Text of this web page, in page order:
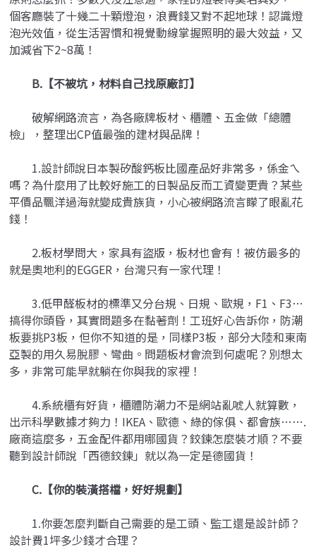
個客廳裝了十幾二十顆燈泡，浪費錢又對不起地球！認識燈
泡光效值，從生活習慣和視覺動線掌握照明的最大效益，又
加減省下2~8萬！
B.【不被坑，材料自己找原廠訂】
破解網路流言，為各廠牌板材、櫃體、五金做「總體
檢」，整理出CP值最強的建材與品牌！
1.設計師說日本製矽酸鈣板比國產品好非常多，係金ㄟ
嗎？為什麼用了比較好施工的日製品反而工資變更貴？某些
平價品飄洋過海就變成貴族貨，小心被網路流言矇了眼亂花
錢！
2.板材學問大，家具有盜版，板材也會有！被仿最多的
就是奧地利的EGGER，台灣只有一家代理！
3.低甲醛板材的標準又分台規、日規、歐規，F1、F3…
搞得你頭昏，其實問題多在黏著劑！工班好心告訴你，防潮
板要挑P3板，但你不知道的是，同樣P3板，部分大陸和東南
亞製的用久易脫膠、彎曲。問題板材會流到何處呢？別想太
多，非常可能早就躺在你與我的家裡！
4.系統櫃有好貨，櫃體防潮力不是網站亂唬人就算數，
出示科學數據才夠力！IKEA、歐德、綠的傢俱、都會族…….
廠商這麼多，五金配件都用哪國貨？鉸鍊怎麼裝才順？不要
聽到設計師說「西德鉸鍊」就以為一定是德國貨！
C.【你的裝潢搭檔，好好規劃】
1.你要怎麼判斷自己需要的是工頭、監工還是設計師？
設計費1坪多少錢才合理？